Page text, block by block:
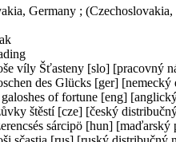
Germany ;
víly Šťasteny [slo] [pracovný
des Glücks [ger]
of fortune [eng]
štěstí [cze] [český
sárcipö [hun]